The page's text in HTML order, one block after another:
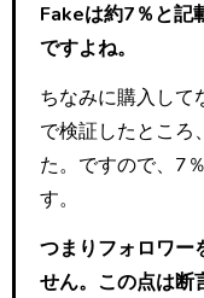
Fakeは約7％と記
ですよね。
ちなみに購入して
で検証したところ
た。ですので、7
す。
つまりフォロワー
せん。この点は断